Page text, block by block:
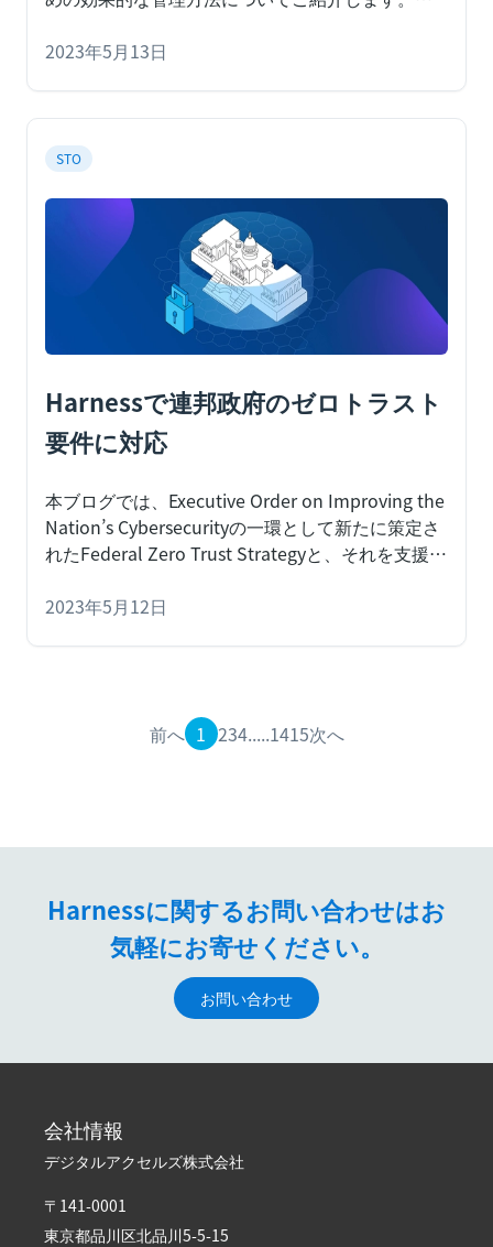
2023年5月13日
STO
Harnessで連邦政府のゼロトラスト
要件に対応
本ブログでは、Executive Order on Improving the
Nation’s Cybersecurityの一環として新たに策定さ
れたFederal Zero Trust Strategyと、それを支援す
バーセキュリティーの脅威が常に進化しているた
や十分ではありません。そのため、バイデン大統
領は2021年５月、
2023年5月12日
前へ 1 234.....1415次へ
Harnessに関するお問い合わせはお
気軽にお寄せください。
お問い合わせ
会社情報
デジタルアクセルズ株式会社
〒141-0001
東京都品川区北品川5-5-15​